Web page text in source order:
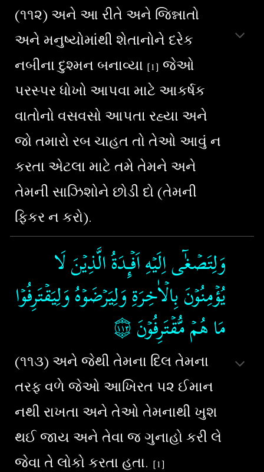
(૧૧૨) અને આ રીતે અને જિન્નાતો
અને મનુષ્યોમાંથી શેતાનોને દરેક
નબીના દુશ્મન બનાવ્યા [1] જેઓ
પરસ્પર ધોખો આપવા માટે આકર્ષક
વાતોનો વસવસો આપતા રહ્યા અને
જો તમારો રબ ચાહત તો તેઓ આવું ન
કરતા એટલા માટે તમે તેમને અને
તેમની સાઝિશોને છોડી દો (તેમની
ફિકર ન કરો).
وَلِتَصۡغٰٓى اِلَيۡهِ اَفۡـِٕدَةُ الَّذِيۡنَ لَا
يُؤۡمِنُوۡنَ بِالۡاٰخِرَةِ وَلِيَرۡضَوۡهُ وَلِيَقۡتَرِفُوۡا
مَا هُمۡ مُّقۡتَرِفُوۡنَ‏۝١١٣
(૧૧૩) અને જેથી તેમના દિલ તેમના
તરફ વળે જેઓ આખિરત ૫૨ ઈમાન
નથી રાખતા અને તેઓ તેમનાથી ખુશ
થઈ જાય અને તેવા જ ગુનાહો કરી લે
જેવા તે લોકો કરતા હતા. [1]